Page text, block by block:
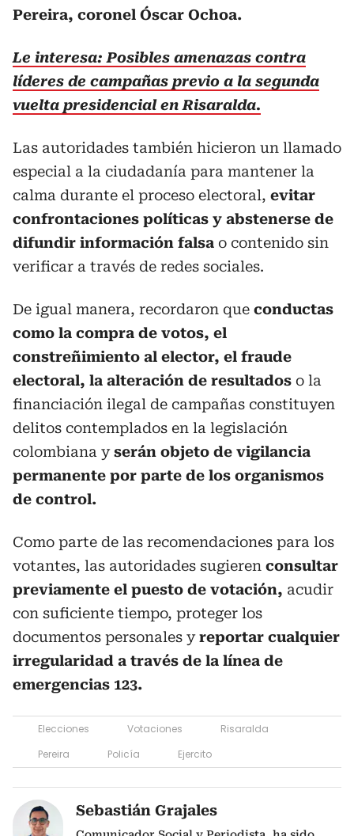
Pereira, coronel Óscar Ochoa.
Le interesa: Posibles amenazas contra
líderes de campañas previo a la segunda
vuelta presidencial en Risaralda.
Las autoridades también hicieron un llamado
especial a la ciudadanía para mantener la
calma durante el proceso electoral, evitar
confrontaciones políticas y abstenerse de
difundir información falsa o contenido sin
verificar a través de redes sociales.
De igual manera, recordaron que conductas
como la compra de votos, el
constreñimiento al elector, el fraude
electoral, la alteración de resultados o la
financiación ilegal de campañas constituyen
delitos contemplados en la legislación
colombiana yserán objeto de vigilancia
permanente por parte de los organismos
de control.
Como parte de las recomendaciones para los
votantes, las autoridades sugieren consultar
previamente el puesto de votación, acudir
con suficiente tiempo, proteger los
documentos personales yreportar cualquier
irregularidad a través de la línea de
emergencias 123.
Elecciones Votaciones
Risaralda
Pereira
Policía Ejercito
Sebastián Grajales